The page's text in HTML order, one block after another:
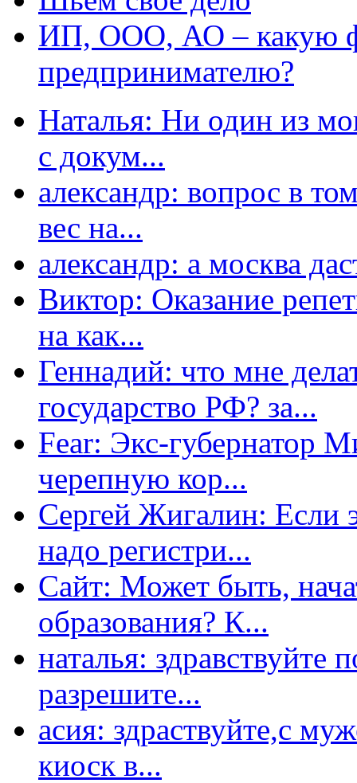
ИП, ООО, АО – какую
предпринимателю?
Наталья: Ни один из
с докум...
александр: вопрос в
вес на...
александр: а москва
Виктор: Оказание
на как...
Геннадий: что мне
государство РФ? за...
Fear: Экс-губернатор
черепную кор...
Сергей Жигалин: Если
надо регистри...
Сайт: Может быть,
образования? К...
наталья: здравствуйте
разрешите...
асия: здраствуйте,с
киоск в...